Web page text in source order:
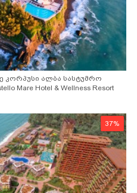
კორპუსი ალბა სასტუმრო
Mare Hotel & Wellness Resort
37%